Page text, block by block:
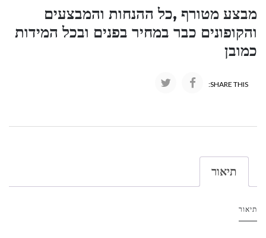
מבצע מטורף ,כל ההנחות והמבצעים
והקופונים כבר במחיר בפנים ובכל המידות
כמובן
SHARE THIS:
תיאור
תיאור